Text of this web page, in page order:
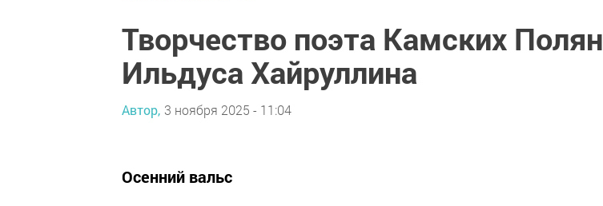
Творчество поэта Камских Полян
Ильдуса Хайруллина
Автор, 3 ноября 2025 - 11:04
Осенний вальс